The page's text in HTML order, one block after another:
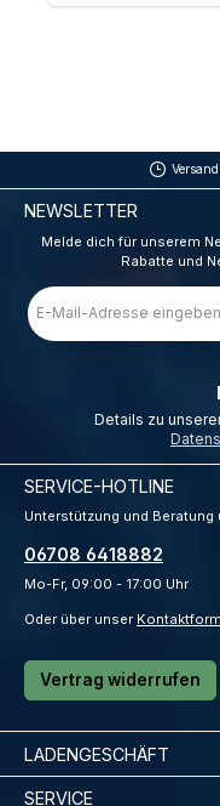
NEWSLETTER
Melde dich für unserem
Rabatte und
E-
Mail-
Adresse
SERVICE-HOTLINE
Unterstützung und Beratung
06708 6418882
Mo-Fr, 09:00 - 17:00 Uhr
Oder über unser
Vertrag widerrufen
LADENGESCHÄFT
SERVICE